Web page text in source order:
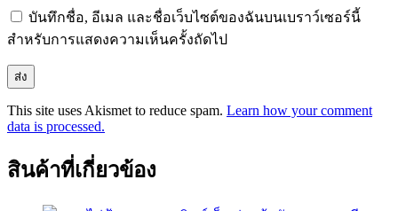
บันทึกชื่อ, อีเมล และชื่อเว็บไซต์ของฉันบนเบราว์เซอร์นี้
สำหรับการแสดงความเห็นครั้งถัดไป
This site uses Akismet to reduce spam. Learn how your comment
data is processed.
สินค้าที่เกี่ยวข้อง